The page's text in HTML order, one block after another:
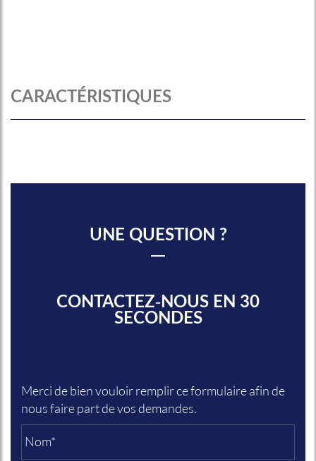
CARACTÉRISTIQUES
UNE QUESTION ?
CONTACTEZ-NOUS EN 30
SECONDES
Merci de bien vouloir remplir ce formulaire afin de
nous faire part de vos demandes.